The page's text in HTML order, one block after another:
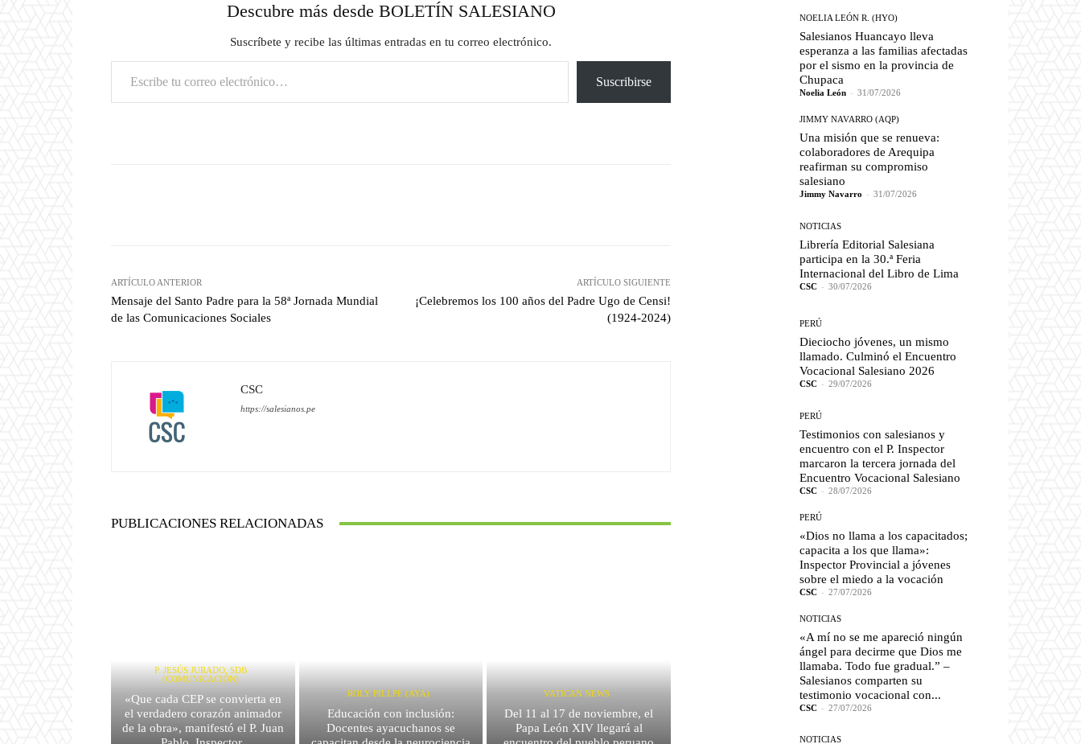
Descubre más desde BOLETÍN SALESIANO
Suscríbete y recibe las últimas entradas en tu correo electrónico.
Escribe tu correo electrónico…
Suscribirse
ARTÍCULO ANTERIOR
Mensaje del Santo Padre para la 58ª Jornada Mundial
de las Comunicaciones Sociales
ARTÍCULO SIGUIENTE
¡Celebremos los 100 años del Padre Ugo de Censi!
(1924-2024)
CSC
https://salesianos.pe
PUBLICACIONES RELACIONADAS
P. JESÚS JURADO, SDB
(COMUNICACIÓN)
«Que cada CEP se convierta en
el verdadero corazón animador
de la obra», manifestó el P. Juan
ROLY PILLPE (AYA)
Educación con inclusión:
Docentes ayacuchanos se
VATICAN NEWS
Del 11 al 17 de noviembre, el
Papa León XIV llegará al
NOELIA LEÓN R. (HYO)
Salesianos Huancayo lleva
esperanza a las familias afectadas
por el sismo en la provincia de
Chupaca
Noelia León - 31/07/2026
JIMMY NAVARRO (AQP)
Una misión que se renueva:
colaboradores de Arequipa
reafirman su compromiso
salesiano
Jimmy Navarro - 31/07/2026
NOTICIAS
Librería Editorial Salesiana
participa en la 30.ª Feria
Internacional del Libro de Lima
CSC - 30/07/2026
PERÚ
Dieciocho jóvenes, un mismo
llamado. Culminó el Encuentro
Vocacional Salesiano 2026
CSC - 29/07/2026
PERÚ
Testimonios con salesianos y
encuentro con el P. Inspector
marcaron la tercera jornada del
Encuentro Vocacional Salesiano
CSC - 28/07/2026
PERÚ
«Dios no llama a los capacitados;
capacita a los que llama»:
Inspector Provincial a jóvenes
sobre el miedo a la vocación
CSC - 27/07/2026
NOTICIAS
«A mí no se me apareció ningún
ángel para decirme que Dios me
llamaba. Todo fue gradual.” –
Salesianos comparten su
testimonio vocacional con...
CSC - 27/07/2026
NOTICIAS